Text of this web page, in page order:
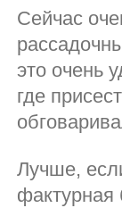
Сейчас
это очень
где
Лучше,
фактурная